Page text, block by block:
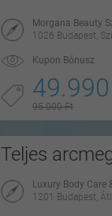
Morgana Beauty
1026 Budapest,
Kupon Bónusz
95.000 Ft
Teljes
Luxury Body Care
1201 Budapest,